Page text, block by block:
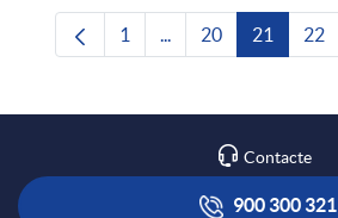
Pàgina
1 ...Pàgines intermèdies
Pàgina
20 Pàgina
21 22
Contacte
900 300 321